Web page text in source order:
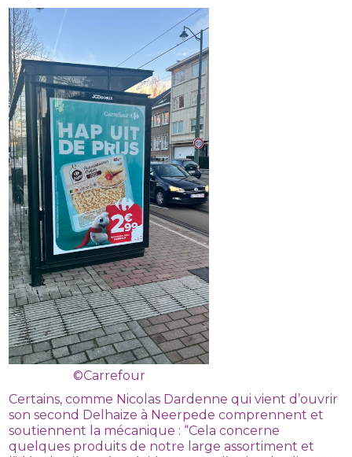
©Carrefour
Certains, comme Nicolas Dardenne qui vient d’ouvrir
son second Delhaize à Neerpede comprennent et
soutiennent la mécanique : “Cela concerne
quelques produits de notre large assortiment et